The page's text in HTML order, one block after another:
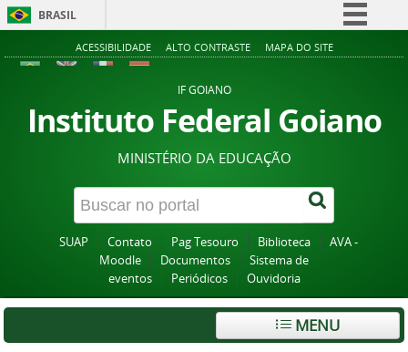
BRASIL
Simplifique!
Acesso à informação
Legislação
Canais
ACESSIBILIDADE ALTO CONTRASTE MAPA DO SITE
IF GOIANO
Instituto Federal Goiano
MINISTÉRIO DA EDUCAÇÃO
SUAP Contato Pag Tesouro Biblioteca
AVA -
Moodle
Documentos
Sistema de
eventos
Periódicos Ouvidoria
MENU